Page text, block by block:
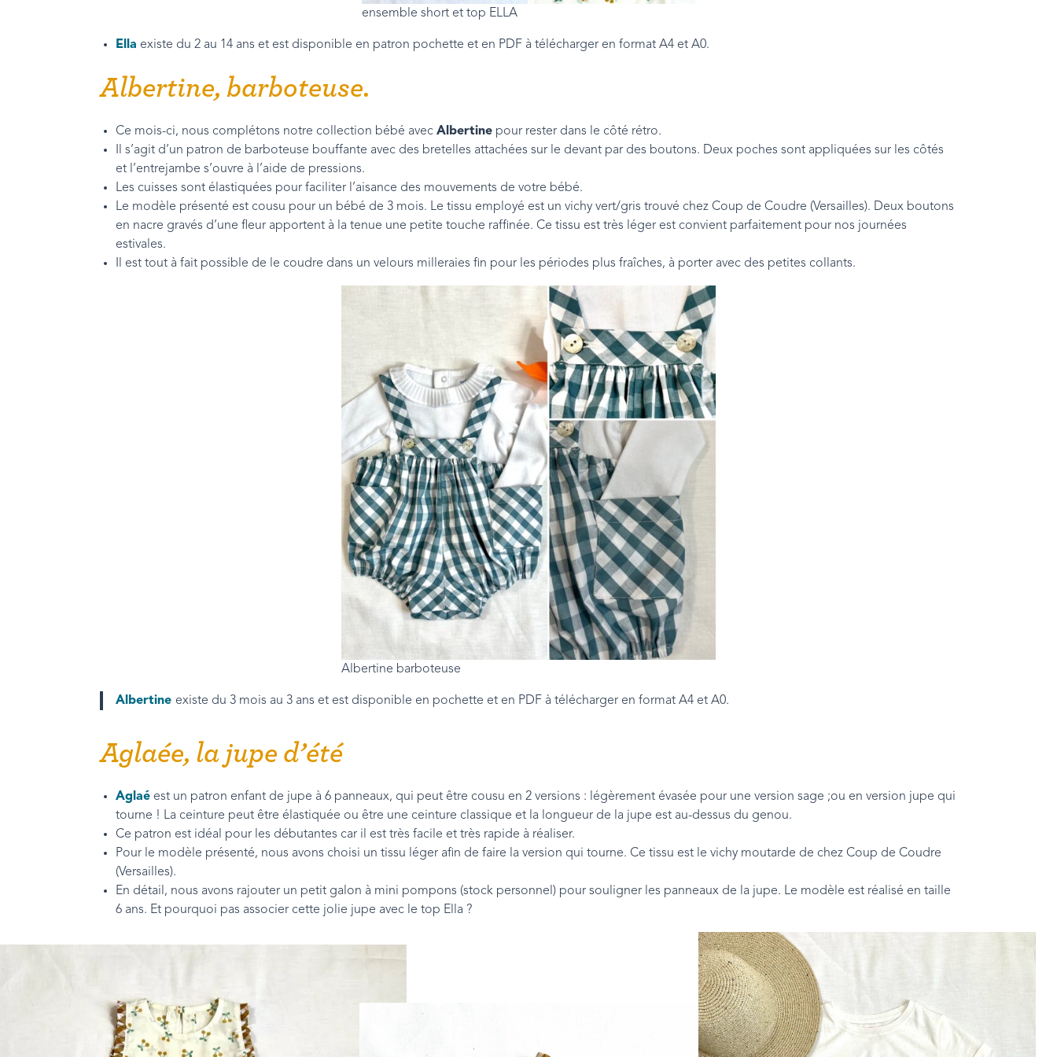
ensemble short et top ELLA
Ella existe du 2 au 14 ans et est disponible en patron pochette et en PDF à télécharger en format A4 et A0.
Albertine, barboteuse.
Ce mois-ci, nous complétons notre collection bébé avec Albertine pour rester dans le côté rétro.
Il s’agit d’un patron de barboteuse bouffante avec des bretelles attachées sur le devant par des boutons. Deux poches sont appliquées sur les côtés
et l’entrejambe s’ouvre à l’aide de pressions.
Les cuisses sont élastiquées pour faciliter l’aisance des mouvements de votre bébé.
Le modèle présenté est cousu pour un bébé de 3 mois. Le tissu employé est un vichy vert/gris trouvé chez Coup de Coudre (Versailles). Deux boutons
en nacre gravés d’une fleur apportent à la tenue une petite touche raffinée. Ce tissu est très léger est convient parfaitement pour nos journées
estivales.
Il est tout à fait possible de le coudre dans un velours milleraies fin pour les périodes plus fraîches, à porter avec des petites collants.
Albertine barboteuse
Albertine existe du 3 mois au 3 ans et est disponible en pochette et en PDF à télécharger en format A4 et A0.
Aglaée, la jupe d’été
Aglaé est un patron enfant de jupe à 6 panneaux, qui peut être cousu en 2 versions : légèrement évasée pour une version sage ;ou en version jupe qui
tourne ! La ceinture peut être élastiquée ou être une ceinture classique et la longueur de la jupe est au-dessus du genou.
Ce patron est idéal pour les débutantes car il est très facile et très rapide à réaliser.
Pour le modèle présenté, nous avons choisi un tissu léger afin de faire la version qui tourne. Ce tissu est le vichy moutarde de chez Coup de Coudre
(Versailles).
En détail, nous avons rajouter un petit galon à mini pompons (stock personnel) pour souligner les panneaux de la jupe. Le modèle est réalisé en taille
6 ans. Et pourquoi pas associer cette jolie jupe avec le top Ella ?